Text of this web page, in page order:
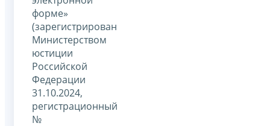
форме»
(зарегистрирован
Министерством
юстиции
Российской
Федерации
31.10.2024,
регистрационный
№